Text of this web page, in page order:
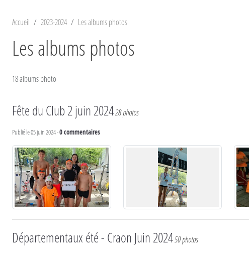
Accueil 2023-2024 Les albums photos
Les albums photos
18 albums photo
Fête du Club 2 juin 202428 photos
Publié le05 juin 2024-0commentaires
Départementaux été - Craon Juin 202450 photos